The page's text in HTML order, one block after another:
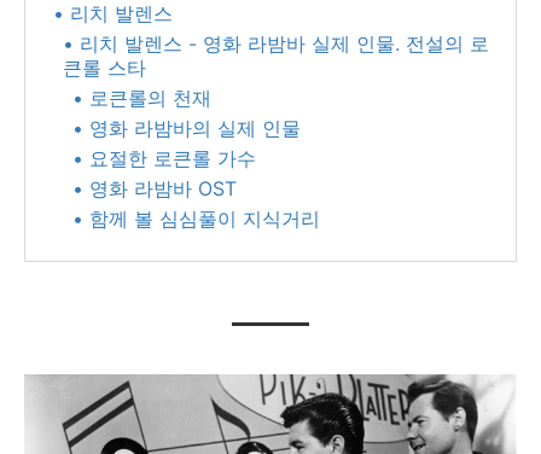
• 리치 발렌스
• 리치 발렌스 - 영화 라밤바 실제 인물. 전설의 로
큰롤 스타
• 로큰롤의 천재
• 영화 라밤바의 실제 인물
• 요절한 로큰롤 가수
• 영화 라밤바 OST
• 함께 볼 심심풀이 지식거리